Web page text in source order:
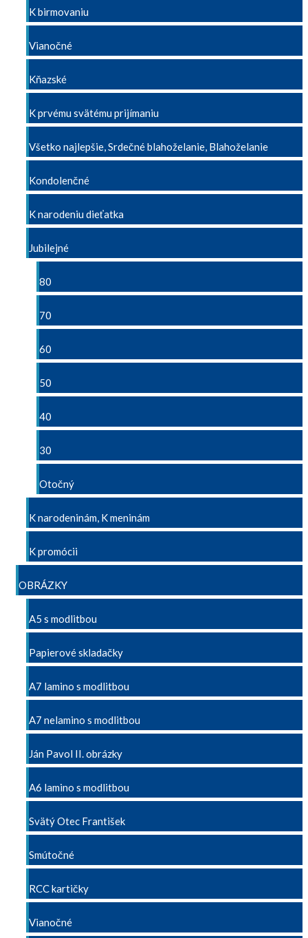
K birmovaniu
Vianočné
Kňazské
K prvému svätému prijímaniu
Všetko najlepšie, Srdečné blahoželanie, Blahoželanie
Kondolenčné
K narodeniu dieťatka
Jubilejné
80
70
60
50
40
30
Otočný
K narodeninám, K meninám
K promócii
OBRÁZKY
A5 s modlitbou
Papierové skladačky
A7 lamino s modlitbou
A7 nelamino s modlitbou
Ján Pavol II. obrázky
A6 lamino s modlitbou
Svätý Otec František
Smútočné
RCC kartičky
Vianočné